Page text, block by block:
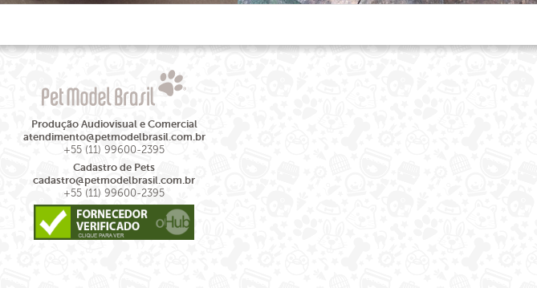
Produção Audiovisual e Comercial
atendimento@petmodelbrasil.com.br
+55 (11) 99600-2395
Cadastro de Pets
cadastro@petmodelbrasil.com.br
+55 (11) 99600-2395